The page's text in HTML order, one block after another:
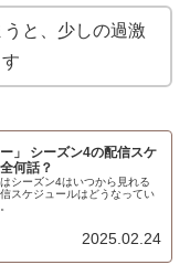
と、少しの過激
」 シーズン4の配信スケ
何話？
シーズン4はいつから見れる
スケジュールはどうなってい
2025.02.24